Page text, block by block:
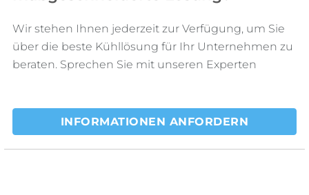
Wir stehen Ihnen jederzeit zur Verfügung, um Sie
über die beste Kühllösung für Ihr Unternehmen zu
beraten. Sprechen Sie mit unseren Experten
INFORMATIONEN ANFORDERN